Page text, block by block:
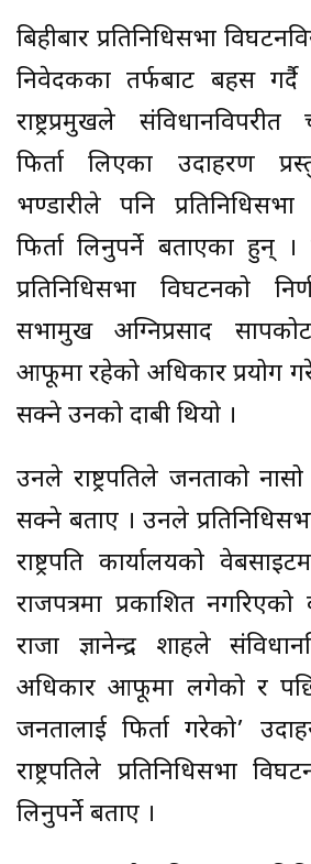
बिहीबार प्रतिनिधिसभा
निवेदकका तर्फबाट बहस गर्दै
राष्ट्रप्रमुखले
फिर्ता लिएका उदाहरण
भण्डारीले पनि
फिर्ता लिनुपर्ने बताएका हुन् ।
प्रतिनिधिसभा विघटनको
सभामुख अग्निप्रसाद
आफूमा रहेको अधिकार प्रयोग
सक्ने उनको दाबी थियो ।
उनले राष्ट्रपतिले जनताको
सक्ने बताए । उनले
राष्ट्रपति कार्यालयको
राजपत्रमा प्रकाशित
राजा ज्ञानेन्द्र शाहले
अधिकार आफूमा लगेको र
जनतालाई फिर्ता गरेको’
राष्ट्रपतिले प्रतिनिधिसभा
लिनुपर्ने बताए ।